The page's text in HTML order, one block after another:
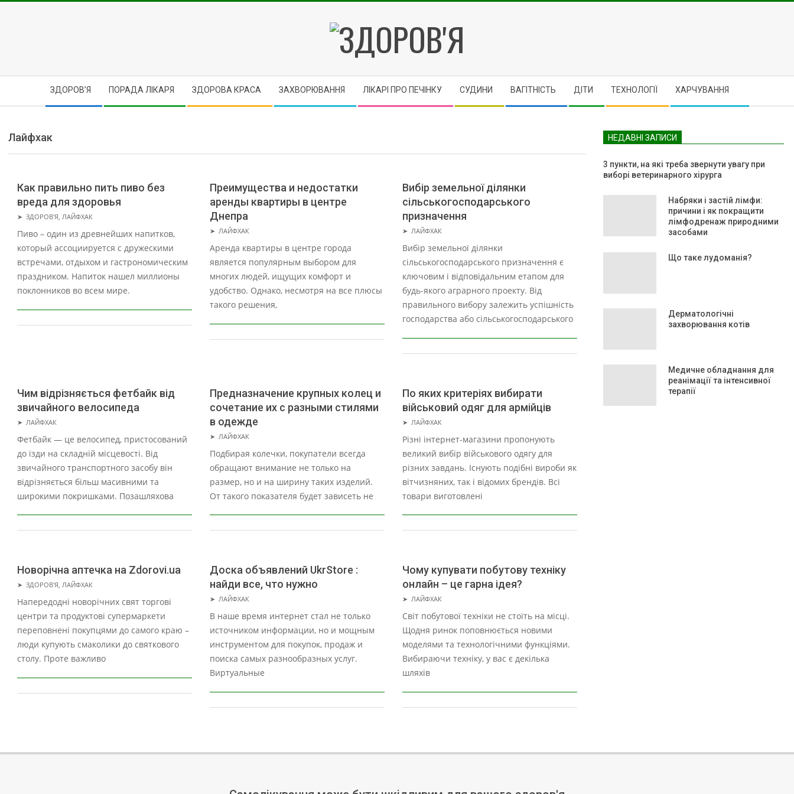
ЗДОРОВ'Я
ЗДОРОВ’Я ПОРАДА ЛІКАРЯ ЗДОРОВА КРАСА ЗАХВОРЮВАННЯ ЛІКАРІ ПРО ПЕЧІНКУ CУДИНИ ВАГІТНІСТЬ ДІТИ ТЕХНОЛОГІЇ ХАРЧУВАННЯ
Лайфхак
Как правильно пить пиво без
вреда для здоровья
2025-
10-
28
➤ ЗДОРОВ'Я, ЛАЙФХАК
Пиво – один из древнейших напитков,
который ассоциируется с дружескими
встречами, отдыхом и гастрономическим
праздником. Напиток нашел миллионы
поклонников во всем мире.
Преимущества и недостатки
аренды квартиры в центре
Днепра
2025-
01-
20
➤ ЛАЙФХАК
Аренда квартиры в центре города
является популярным выбором для
многих людей, ищущих комфорт и
удобство. Однако, несмотря на все плюсы
такого решения,
Вибір земельної ділянки
сільськогосподарського
призначення
2024-
05-
28
➤ ЛАЙФХАК
Вибір земельної ділянки
сільськогосподарського призначення є
ключовим і відповідальним етапом для
будь-якого аграрного проекту. Від
правильного вибору залежить успішність
господарства або сільськогосподарського
Чим відрізняється фетбайк від
звичайного велосипеда
2024-
04-
➤ ЛАЙФХАК
Фетбайк — це велосипед, пристосований
до їзди на складній місцевості. Від
звичайного транспортного засобу він
відрізняється більш масивними та
широкими покришками. Позашляхова
Предназначение крупных колец и
сочетание их с разными стилями
в одежде
2024-
03-
26
➤ ЛАЙФХАК
Подбирая колечки, покупатели всегда
обращают внимание не только на
размер, но и на ширину таких изделий.
От такого показателя будет зависеть не
По яких критеріях вибирати
військовий одяг для армійців
2024-
03-
➤ ЛАЙФХАК
Різні інтернет-магазини пропонують
великий вибір військового одягу для
різних завдань. Існують подібні вироби як
вітчизняних, так і відомих брендів. Всі
товари виготовлені
Новорічна аптечка на Zdorovi.ua
2023-
12-
26
➤ ЗДОРОВ'Я, ЛАЙФХАК
Напередодні новорічних свят торгові
центри та продуктові супермаркети
переповнені покупцями до самого краю –
люди купують смаколики до святкового
столу. Проте важливо
Доска объявлений UkrStore :
найди все, что нужно
2023-
11-
07
➤ ЛАЙФХАК
В наше время интернет стал не только
источником информации, но и мощным
инструментом для покупок, продаж и
поиска самых разнообразных услуг.
Виртуальные
Чому купувати побутову техніку
онлайн – це гарна ідея?
2023-
11-
02
➤ ЛАЙФХАК
Світ побутової техніки не стоїть на місці.
Щодня ринок поповнюється новими
моделями та технологічними функціями.
Вибираючи техніку, у вас є декілька
шляхів
НЕДАВНІ ЗАПИСИ
3 пункти, на які треба звернути увагу при
виборі ветеринарного хірурга
Набряки і застій лімфи:
причини і як покращити
лімфодренаж природними
засобами
Що таке лудоманія?
Дерматологічні
захворювання котів
Медичне обладнання для
реанімації та інтенсивної
терапії